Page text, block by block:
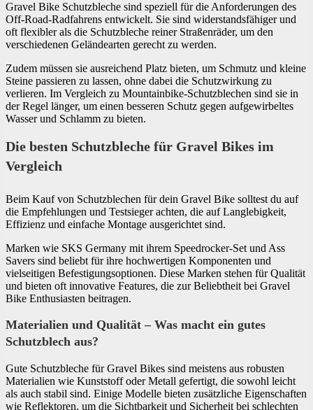
Gravel Bike Schutzbleche sind speziell für die Anforderungen des
Off-Road-Radfahrens entwickelt. Sie sind widerstandsfähiger und
oft flexibler als die Schutzbleche reiner Straßenräder, um den
verschiedenen Geländearten gerecht zu werden.
Zudem müssen sie ausreichend Platz bieten, um Schmutz und kleine
Steine passieren zu lassen, ohne dabei die Schutzwirkung zu
verlieren. Im Vergleich zu Mountainbike-Schutzblechen sind sie in
der Regel länger, um einen besseren Schutz gegen aufgewirbeltes
Wasser und Schlamm zu bieten.
Die besten Schutzbleche für Gravel Bikes im
Vergleich
Beim Kauf von Schutzblechen für dein Gravel Bike solltest du auf
die Empfehlungen und Testsieger achten, die auf Langlebigkeit,
Effizienz und einfache Montage ausgerichtet sind.
Marken wie SKS Germany mit ihrem Speedrocker-Set und Ass
Savers sind beliebt für ihre hochwertigen Komponenten und
vielseitigen Befestigungsoptionen. Diese Marken stehen für Qualität
und bieten oft innovative Features, die zur Beliebtheit bei Gravel
Bike Enthusiasten beitragen.
Materialien und Qualität – Was macht ein gutes
Schutzblech aus?
Gute Schutzbleche für Gravel Bikes sind meistens aus robusten
Materialien wie Kunststoff oder Metall gefertigt, die sowohl leicht
als auch stabil sind. Einige Modelle bieten zusätzliche Eigenschaften
wie Reflektoren, um die Sichtbarkeit und Sicherheit bei schlechten